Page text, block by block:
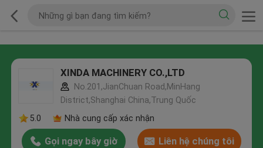
XINDA MACHINERY CO.,LTD
No.201,JianChuan Road,MinHang
District,Shanghai China,Trung Quốc
5.0
Nhà cung cấp xác nhận
Gọi ngay bây giờ Liên hệ chúng tôi